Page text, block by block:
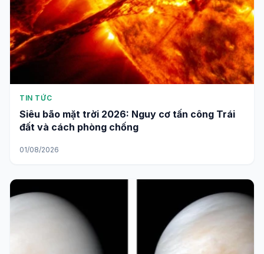
TIN TỨC
Siêu bão mặt trời 2026: Nguy cơ tấn công Trái
đất và cách phòng chống
01/08/2026